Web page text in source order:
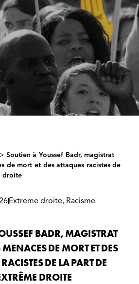
> Soutien à Youssef Badr, magistrat
de mort et des attaques racistes de
droite
Extreme droite, Racisme
BADR, MAGISTRAT
DE MORT ET DES
DE LA PART DE
DROITE